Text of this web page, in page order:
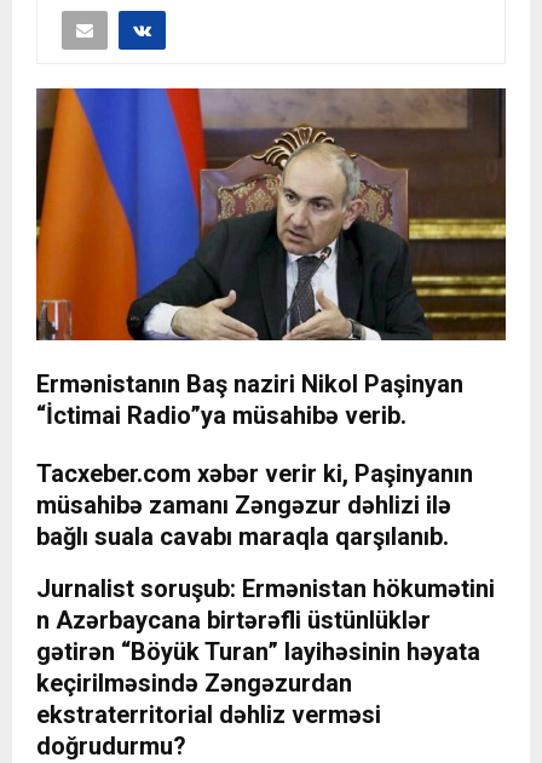
Ermənistanın Baş naziri Nikol Paşinyan
“İctimai Radio”ya müsahibə verib.
Tacxeber.com xəbər verir ki, Paşinyanın
müsahibə zamanı Zəngəzur dəhlizi ilə
bağlı suala cavabı maraqla qarşılanıb.
Jurnalist soruşub: Ermənistan hökumətini
n Azərbaycana birtərəfli üstünlüklər
gətirən “Böyük Turan” layihəsinin həyata
keçirilməsində Zəngəzurdan
ekstraterritorial dəhliz verməsi
doğrudurmu?